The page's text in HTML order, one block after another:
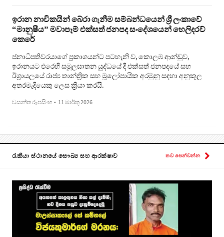
ඉරාන නාවිකයින් බේරා ගැනීම සම්බන්ධයෙන් ශ්‍රී ලංකාවේ
“මානුෂීය” මවාපෑම් එක්සත් ජනපද සංදේශයෙන් හෙලිදරව්
කෙරේ
ජනාධිපතිවරයාගේ ප්‍රකාශයන්ට පටහැනි ව, කොලඹ ආන්ඩුව,
ඉරානයට එරෙහි සමූලඝාතන යුද්ධයේ දී එක්සත් ජනපදයේ සහ
ඊශ්‍රායලයේ රාජ්‍ය තාන්ත්‍රික සහ මූලෝපායික අරමුනු සඳහා අනුකූල
අතරමැදියෙකු ලෙස ක්‍රියා කරයි.
වසන්ත රූපසිංහ • 11 මාර්තු 2026
රැකියා ස්ථානයේ සෞඛ්‍ය සහ ආරක්ෂාව තව පෙන්වන්න